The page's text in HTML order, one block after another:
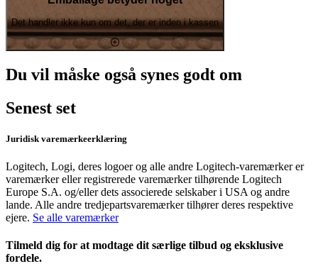
Det handler ikke kun om det, der er inden i kassen
Du vil måske også synes godt om
Senest set
Juridisk varemærkeerklæring
Logitech, Logi, deres logoer og alle andre Logitech-varemærker er
varemærker eller registrerede varemærker tilhørende Logitech
Europe S.A. og/eller dets associerede selskaber i USA og andre
lande. Alle andre tredjepartsvaremærker tilhører deres respektive
ejere. Se alle varemærker
Tilmeld dig for at modtage dit særlige tilbud og eksklusive
fordele.